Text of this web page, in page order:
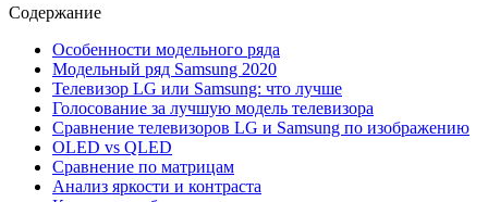
Содержание
Особенности модельного ряда
Модельный ряд Samsung 2020
Телевизор LG или Samsung: что лучше
Голосование за лучшую модель телевизора
Сравнение телевизоров LG и Samsung по изображению
OLED vs QLED
Сравнение по матрицам
Анализ яркости и контраста